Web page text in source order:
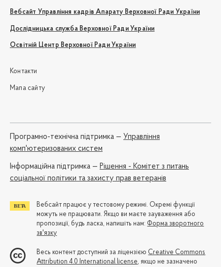
Вебсайт Управління кадрів Апарату Верховної Ради України
Дослідницька служба Верховної Ради України
Освітній Центр Верховної Ради України
Контакти
Мапа сайту
Програмно-технічна підтримка — Управління
комп'ютеризованих систем
Iнформаційна підтримка — Рішення - Комітет з питань
соціальної політики та захисту прав ветеранів
Вебсайт працює у тестовому режимі. Окремі функції
можуть не працювати. Якщо ви маєте зауваження або
пропозиції, будь ласка, напишіть нам: Форма зворотного
зв'язку
Весь контент доступний за ліцензією Creative Commons
Attribution 4.0 International license, якщо не зазначено